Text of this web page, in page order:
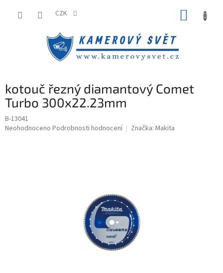
CZK
kotouč řezný diamantový Comet
Turbo 300x22.23mm
B-13041
Průměrné
Neohodnoceno Podrobnosti hodnocení Značka: Makita